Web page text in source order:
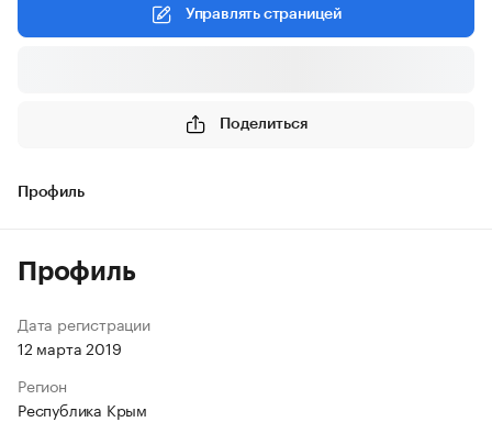
Управлять страницей
Поделиться
Профиль
Профиль
Дата регистрации
12 марта 2019
Регион
Республика Крым